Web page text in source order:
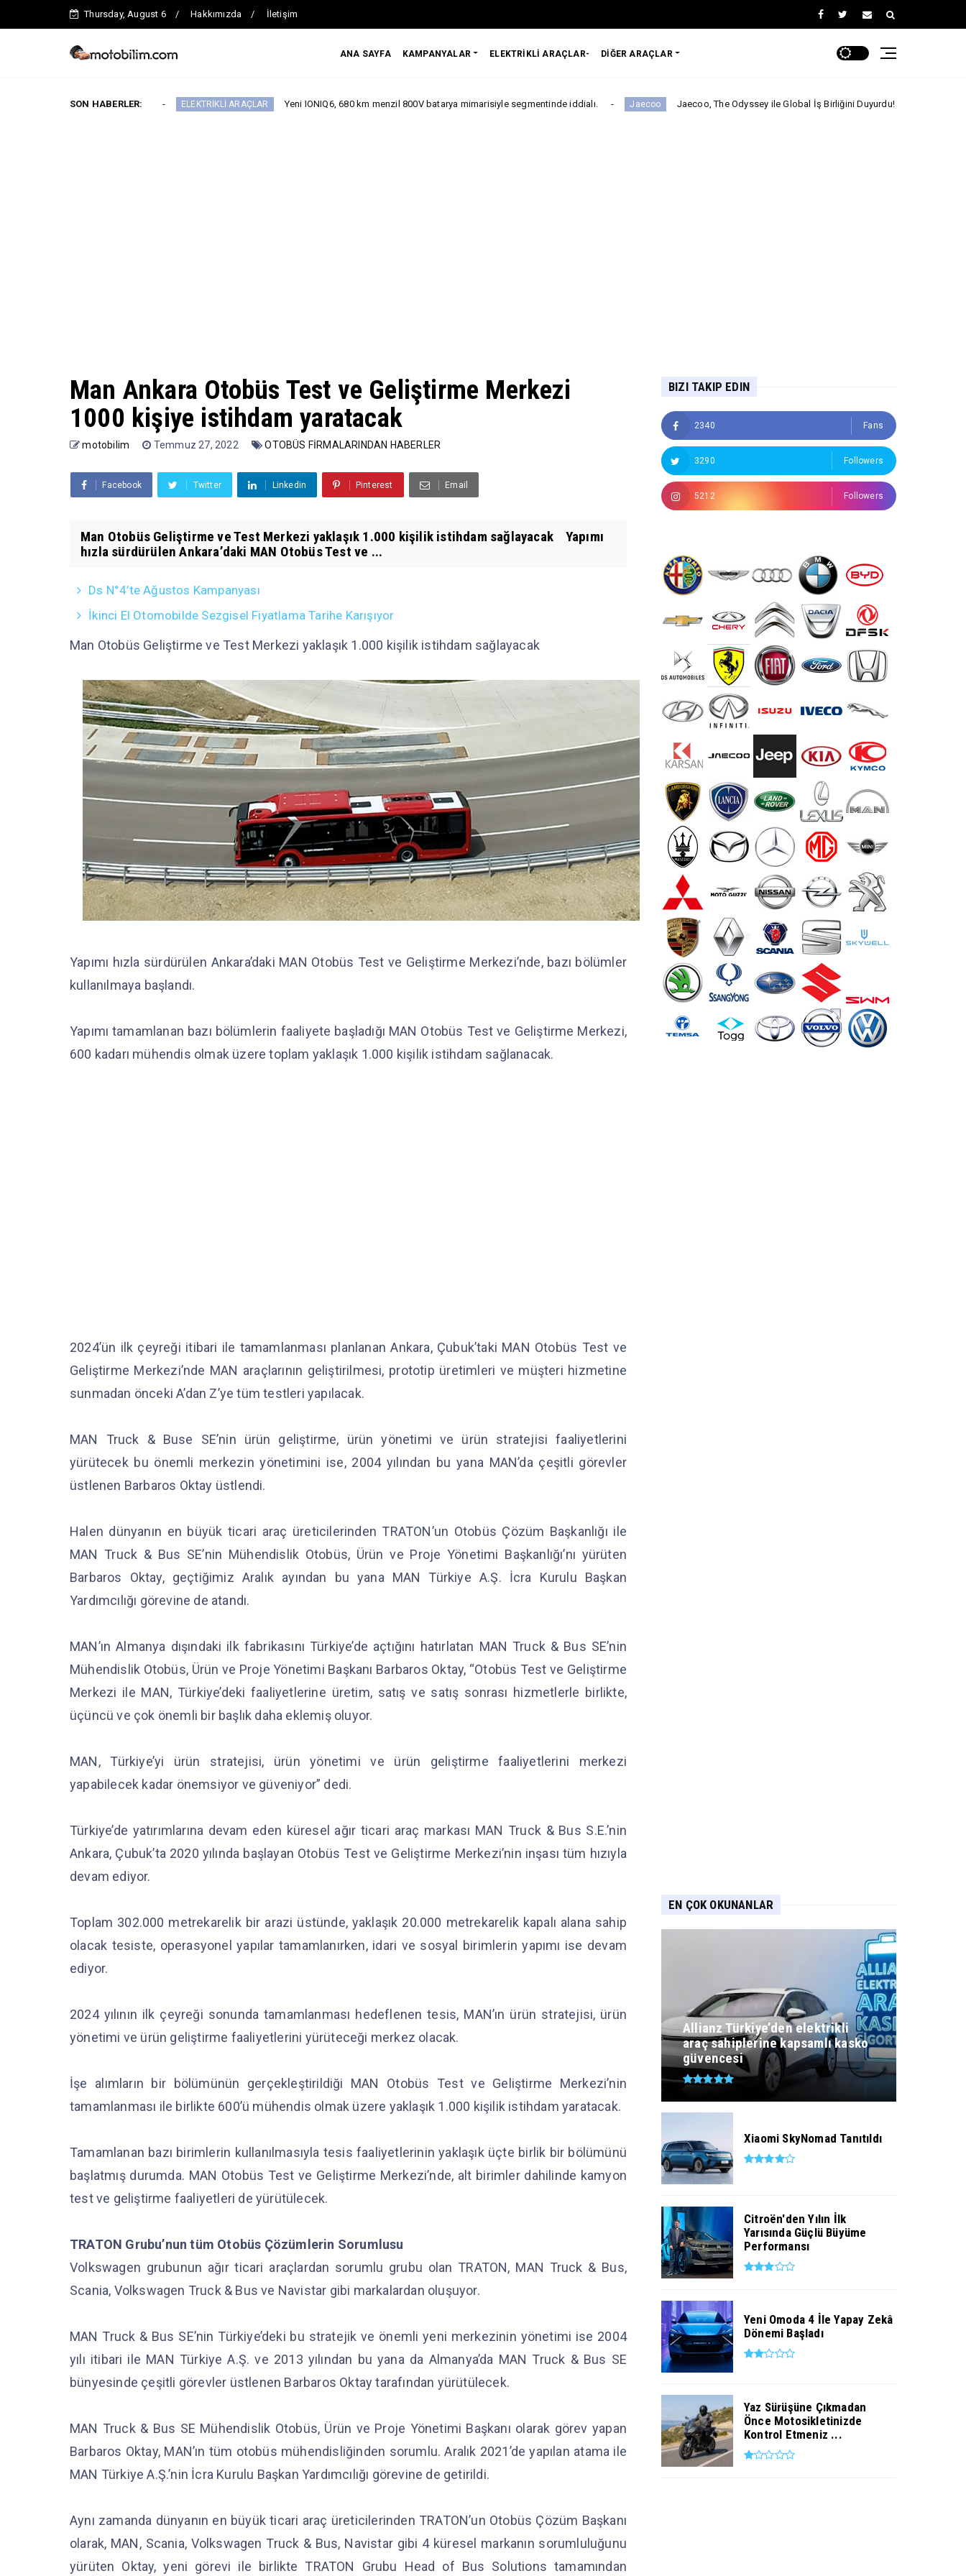
Thursday, August 6 Hakkımızda İletişim
ANA SAYFA KAMPANYALAR ELEKTRİKLİ ARAÇLAR- DİĞER ARAÇLAR
SON HABERLER:
Fiyatlarını Duyurdu ELEKTRİKLİ ARAÇLAR Yeni IONIQ6, 680 km menzil 800V batarya mimarisiyle segmentinde iddialı. Jaecoo Jaecoo, The Odyssey ile Global İş Birliğini Duyurdu! ARABA KAMPANYALARI
Man Ankara Otobüs Test ve Geliştirme Merkezi
1000 kişiye istihdam yaratacak
motobilim Temmuz 27, 2022 OTOBÜS FİRMALARINDAN HABERLER
Facebook Twitter Linkedin Pinterest Email
Man Otobüs Geliştirme ve Test Merkezi yaklaşık 1.000 kişilik istihdam sağlayacak Yapımı
hızla sürdürülen Ankara’daki MAN Otobüs Test ve ...
Ds N°4’te Ağustos Kampanyası
İkinci El Otomobilde Sezgisel Fiyatlama Tarihe Karışıyor
Man Otobüs Geliştirme ve Test Merkezi yaklaşık 1.000 kişilik istihdam sağlayacak
Yapımı hızla sürdürülen Ankara’daki MAN Otobüs Test ve Geliştirme Merkezi’nde, bazı bölümler
kullanılmaya başlandı.
Yapımı tamamlanan bazı bölümlerin faaliyete başladığı MAN Otobüs Test ve Geliştirme Merkezi,
600 kadarı mühendis olmak üzere toplam yaklaşık 1.000 kişilik istihdam sağlanacak.
2024’ün ilk çeyreği itibari ile tamamlanması planlanan Ankara, Çubuk’taki MAN Otobüs Test ve
Geliştirme Merkezi’nde MAN araçlarının geliştirilmesi, prototip üretimleri ve müşteri hizmetine
sunmadan önceki A’dan Z’ye tüm testleri yapılacak.
MAN Truck & Buse SE’nin ürün geliştirme, ürün yönetimi ve ürün stratejisi faaliyetlerini
yürütecek bu önemli merkezin yönetimini ise, 2004 yılından bu yana MAN’da çeşitli görevler
üstlenen Barbaros Oktay üstlendi.
Halen dünyanın en büyük ticari araç üreticilerinden TRATON’un Otobüs Çözüm Başkanlığı ile
MAN Truck & Bus SE’nin Mühendislik Otobüs, Ürün ve Proje Yönetimi Başkanlığı’nı yürüten
Barbaros Oktay, geçtiğimiz Aralık ayından bu yana MAN Türkiye A.Ş. İcra Kurulu Başkan
Yardımcılığı görevine de atandı.
MAN’ın Almanya dışındaki ilk fabrikasını Türkiye’de açtığını hatırlatan MAN Truck & Bus SE’nin
Mühendislik Otobüs, Ürün ve Proje Yönetimi Başkanı Barbaros Oktay, “Otobüs Test ve Geliştirme
Merkezi ile MAN, Türkiye’deki faaliyetlerine üretim, satış ve satış sonrası hizmetlerle birlikte,
üçüncü ve çok önemli bir başlık daha eklemiş oluyor.
MAN, Türkiye’yi ürün stratejisi, ürün yönetimi ve ürün geliştirme faaliyetlerini merkezi
yapabilecek kadar önemsiyor ve güveniyor” dedi.
Türkiye’de yatırımlarına devam eden küresel ağır ticari araç markası MAN Truck & Bus S.E.’nin
Ankara, Çubuk’ta 2020 yılında başlayan Otobüs Test ve Geliştirme Merkezi’nin inşası tüm hızıyla
devam ediyor.
Toplam 302.000 metrekarelik bir arazi üstünde, yaklaşık 20.000 metrekarelik kapalı alana sahip
olacak tesiste, operasyonel yapılar tamamlanırken, idari ve sosyal birimlerin yapımı ise devam
ediyor.
2024 yılının ilk çeyreği sonunda tamamlanması hedeflenen tesis, MAN’ın ürün stratejisi, ürün
yönetimi ve ürün geliştirme faaliyetlerini yürüteceği merkez olacak.
İşe alımların bir bölümünün gerçekleştirildiği MAN Otobüs Test ve Geliştirme Merkezi’nin
tamamlanması ile birlikte 600’ü mühendis olmak üzere yaklaşık 1.000 kişilik istihdam yaratacak.
Tamamlanan bazı birimlerin kullanılmasıyla tesis faaliyetlerinin yaklaşık üçte birlik bir bölümünü
başlatmış durumda. MAN Otobüs Test ve Geliştirme Merkezi’nde, alt birimler dahilinde kamyon
test ve geliştirme faaliyetleri de yürütülecek.
TRATON Grubu’nun tüm Otobüs Çözümlerin Sorumlusu
Volkswagen grubunun ağır ticari araçlardan sorumlu grubu olan TRATON, MAN Truck & Bus,
Scania, Volkswagen Truck & Bus ve Navistar gibi markalardan oluşuyor.
MAN Truck & Bus SE’nin Türkiye’deki bu stratejik ve önemli yeni merkezinin yönetimi ise 2004
yılı itibari ile MAN Türkiye A.Ş. ve 2013 yılından bu yana da Almanya’da MAN Truck & Bus SE
bünyesinde çeşitli görevler üstlenen Barbaros Oktay tarafından yürütülecek.
MAN Truck & Bus SE Mühendislik Otobüs, Ürün ve Proje Yönetimi Başkanı olarak görev yapan
Barbaros Oktay, MAN’ın tüm otobüs mühendisliğinden sorumlu. Aralık 2021’de yapılan atama ile
MAN Türkiye A.Ş.’nin İcra Kurulu Başkan Yardımcılığı görevine de getirildi.
Aynı zamanda dünyanın en büyük ticari araç üreticilerinden TRATON’un Otobüs Çözüm Başkanı
olarak, MAN, Scania, Volkswagen Truck & Bus, Navistar gibi 4 küresel markanın sorumluluğunu
yürüten Oktay, yeni görevi ile birlikte TRATON Grubu Head of Bus Solutions tamamından
BIZI TAKIP EDIN
2340 Fans
3290 Followers
5212 Followers
EN ÇOK OKUNANLAR
Allianz Türkiye’den elektrikli
araç sahiplerine kapsamlı kasko
güvencesi
Xiaomi SkyNomad Tanıtıldı
Citroën'den Yılın İlk
Yarısında Güçlü Büyüme
Performansı
Yeni Omoda 4 İle Yapay Zekâ
Dönemi Başladı
Yaz Sürüşüne Çıkmadan
Önce Motosikletinizde
Kontrol Etmeniz ...